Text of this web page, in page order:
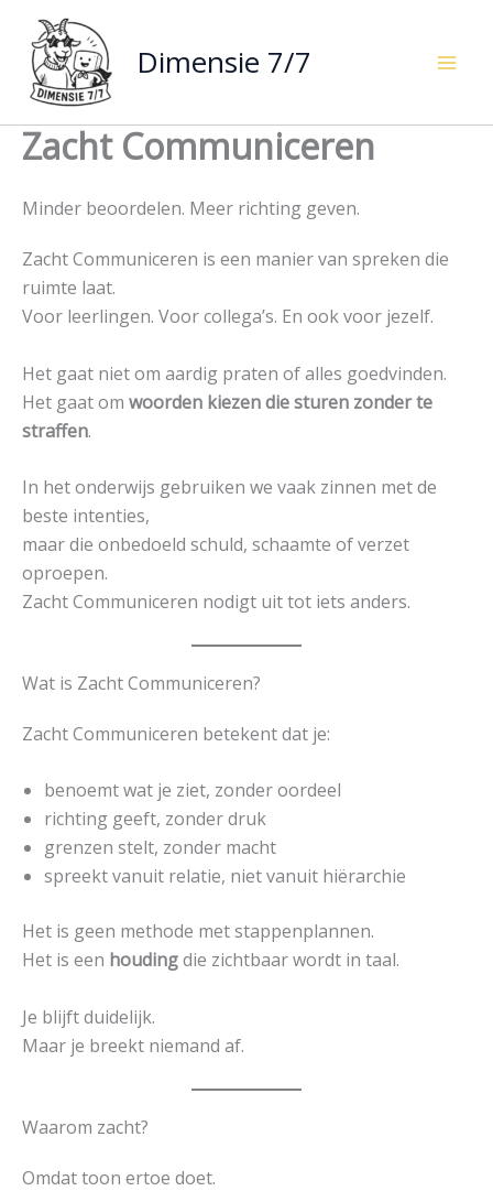
naar
inhoud
Dimensie 7/7
Zacht Communiceren
Minder beoordelen. Meer richting geven.
Zacht Communiceren is een manier van spreken die
ruimte laat.
Voor leerlingen. Voor collega’s. En ook voor jezelf.
Het gaat niet om aardig praten of alles goedvinden.
Het gaat om woorden kiezen die sturen zonder te
straffen.
In het onderwijs gebruiken we vaak zinnen met de
beste intenties,
maar die onbedoeld schuld, schaamte of verzet
oproepen.
Zacht Communiceren nodigt uit tot iets anders.
Wat is Zacht Communiceren?
Zacht Communiceren betekent dat je:
benoemt wat je ziet, zonder oordeel
richting geeft, zonder druk
grenzen stelt, zonder macht
spreekt vanuit relatie, niet vanuit hiërarchie
Het is geen methode met stappenplannen.
Het is een houdingdie zichtbaar wordt in taal.
Je blijft duidelijk.
Maar je breekt niemand af.
Waarom zacht?
Omdat toon ertoe doet.